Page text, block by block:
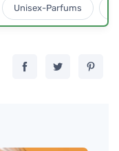
Unisex-Parfums